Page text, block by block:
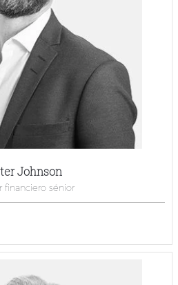
Johnson
financiero sénior